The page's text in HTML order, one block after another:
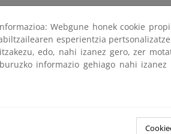
químicos, oceanográficos y
Cabana 2011
Viejas 2013
Webgune honek cookie
esperientzia
edo, nahi izanez gero, zer
informazio gehiago nahi